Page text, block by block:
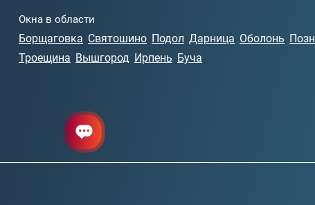
Окна в области
Борщаговка Святошино Подол Дарница Оболонь
Троещина Вышгород Ирпень Буча